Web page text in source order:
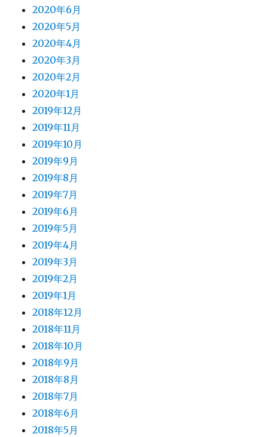
2020年6月
2020年5月
2020年4月
2020年3月
2020年2月
2020年1月
2019年12月
2019年11月
2019年10月
2019年9月
2019年8月
2019年7月
2019年6月
2019年5月
2019年4月
2019年3月
2019年2月
2019年1月
2018年12月
2018年11月
2018年10月
2018年9月
2018年8月
2018年7月
2018年6月
2018年5月